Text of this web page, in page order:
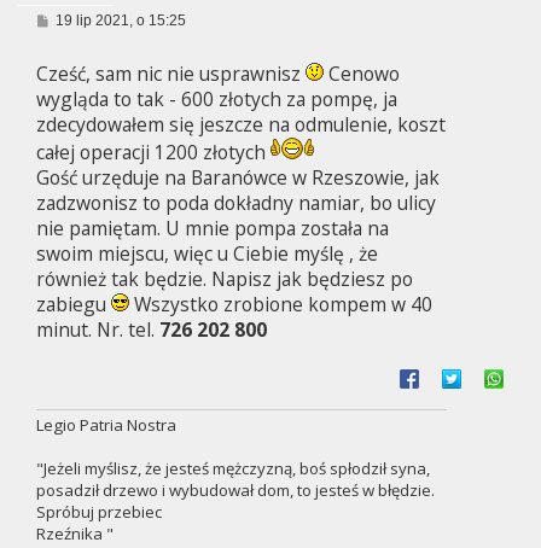
P
t
19 lip 2021, o 15:25
Cześć, sam nic nie usprawnisz
Cenowo
wygląda to tak - 600 złotych za pompę, ja
zdecydowałem się jeszcze na odmulenie, koszt
całej operacji 1200 złotych
Gość urzęduje na Baranówce w Rzeszowie, jak
zadzwonisz to poda dokładny namiar, bo ulicy
nie pamiętam. U mnie pompa została na
swoim miejscu, więc u Ciebie myślę , że
również tak będzie. Napisz jak będziesz po
zabiegu
Wszystko zrobione kompem w 40
minut. Nr. tel. 726 202 800
Legio Patria Nostra
"Jeżeli myślisz, że jesteś mężczyzną, boś spłodził syna,
posadził drzewo i wybudował dom, to jesteś w błędzie.
Spróbuj przebiec
Rzeźnika "